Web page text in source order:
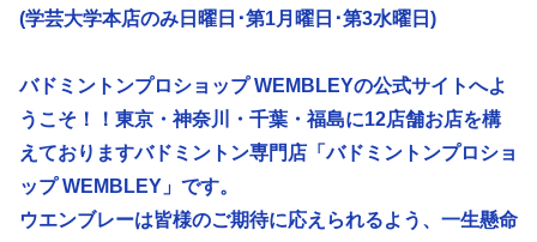
(学芸大学本店のみ日曜日･第1月曜日･第3水曜日)
バドミントンプロショップ WEMBLEYの公式サイトへよ
うこそ！！東京・神奈川・千葉・福島に12店舗お店を構
えておりますバドミントン専門店「バドミントンプロショ
ップ WEMBLEY」です。
ウエンブレーは皆様のご期待に応えられるよう、 一生懸命